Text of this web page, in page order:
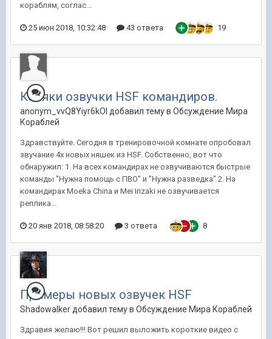
кораблям, соглас...
25 июн 2018, 10:32:48 43 ответа 19
Косяки озвучки HSF командиров.
anonym_vvQ8Yiyr6kOI добавил тему в Обсуждение Мира
Кораблей
Здравствуйте. Сегодня в тренировочной комнате опробовал
звучание 4х новых няшек из HSF. Собственно, вот что
обнаружил: 1. На всех командирах не озвучиваются быстрые
команды "Нужна помощь с ПВО" и "Нужна разведка" 2. На
командирах Moeka China и Mei Irizaki не озвучивается
реплика...
20 янв 2018, 08:58:20 3 ответа 8
Примеры новых озвучек HSF
ShadowaIker добавил тему в Обсуждение Мира Кораблей
Здравия желаю!!! Вот решил выложить короткие видео с